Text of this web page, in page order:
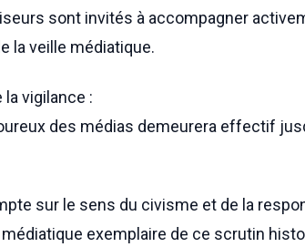
sont invités à accompagner
la veille médiatique.
la vigilance :
des médias demeurera effectif
sur le sens du civisme et de la
exemplaire de ce scrutin